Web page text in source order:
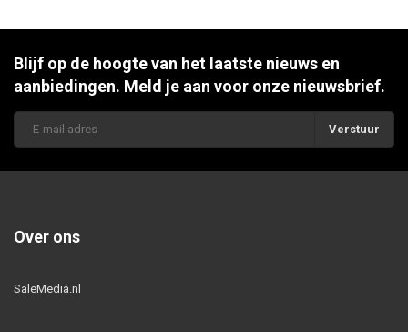
Blijf op de hoogte van het laatste nieuws en
aanbiedingen. Meld je aan voor onze nieuwsbrief.
Verstuur
Over ons
SaleMedia.nl